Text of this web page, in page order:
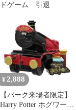
ドゲーム 引退
¥ 2,888
【パーク来場者限定】
Harry Potter ホグワーツ